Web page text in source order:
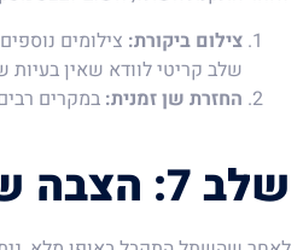
צילום ביקורת: צילומים
שלב קריטי לוודא שאין
החזרת שן זמנית: במקרים
שלב 7: הצבה של כתר סופי